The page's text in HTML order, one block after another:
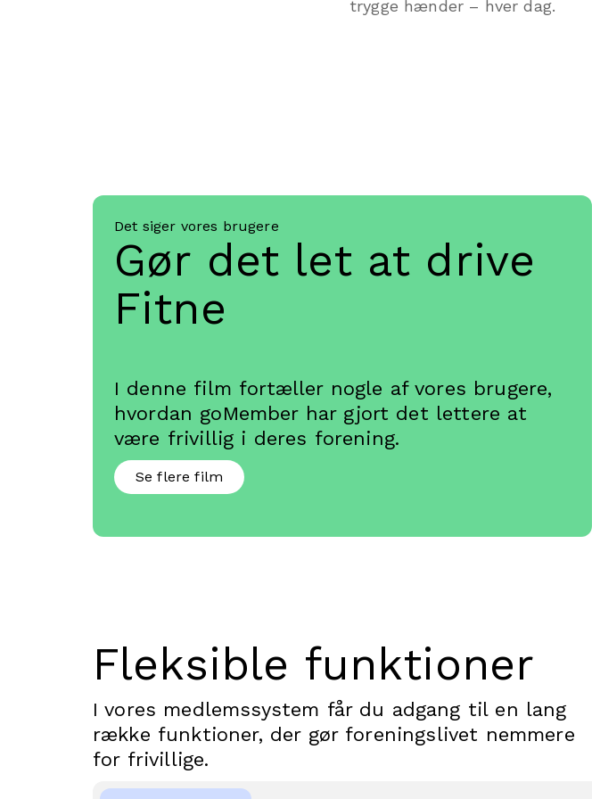
trygge hænder – hver dag.
Det siger vores brugere
Gør det let at drive
Personalefore
I denne film fortæller nogle af vores brugere,
hvordan goMember har gjort det lettere at
være frivillig i deres forening.
Se flere film
Fleksible funktioner
I vores medlemssystem får du adgang til en lang
række funktioner, der gør foreningslivet nemmere
for frivillige.